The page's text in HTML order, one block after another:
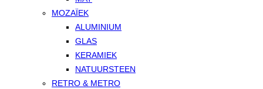
MOZAÏEK
ALUMINIUM
GLAS
KERAMIEK
NATUURSTEEN
RETRO & METRO